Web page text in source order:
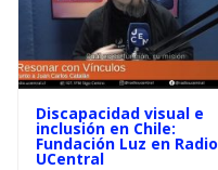
Discapacidad visual e
inclusión en Chile:
Fundación Luz en Radio
UCentral